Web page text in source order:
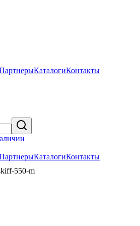
КаталогиКонтакты
КаталогиКонтакты
550-m